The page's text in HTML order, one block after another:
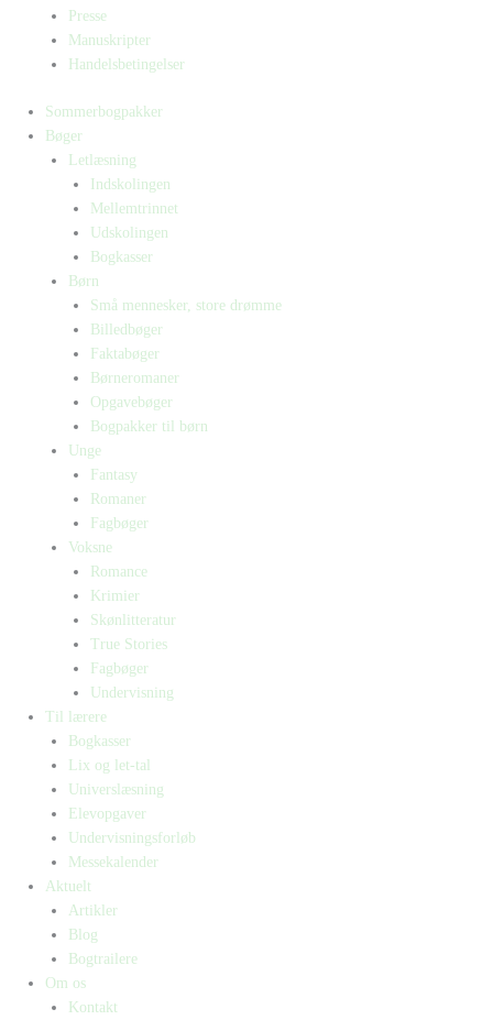
Presse
Manuskripter
Handelsbetingelser
Sommerbogpakker
Bøger
Letlæsning
Indskolingen
Mellemtrinnet
Udskolingen
Bogkasser
Børn
Små mennesker, store drømme
Billedbøger
Faktabøger
Børneromaner
Opgavebøger
Bogpakker til børn
Unge
Fantasy
Romaner
Fagbøger
Voksne
Romance
Krimier
Skønlitteratur
True Stories
Fagbøger
Undervisning
Til lærere
Bogkasser
Lix og let-tal
Universlæsning
Elevopgaver
Undervisningsforløb
Messekalender
Aktuelt
Artikler
Blog
Bogtrailere
Om os
Kontakt